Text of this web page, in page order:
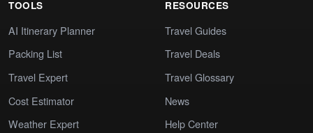
TOOLS
AI Itinerary Planner
Packing List
Travel Expert
Cost Estimator
Weather Expert
RESOURCES
Travel Guides
Travel Deals
Travel Glossary
News
Help Center